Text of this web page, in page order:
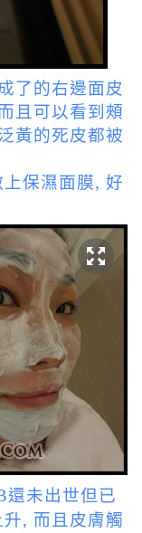
了的右邊面皮
且可以看到頰
黃的死皮都被
保濕面膜, 好
還未出世但已
, 而且皮膚觸